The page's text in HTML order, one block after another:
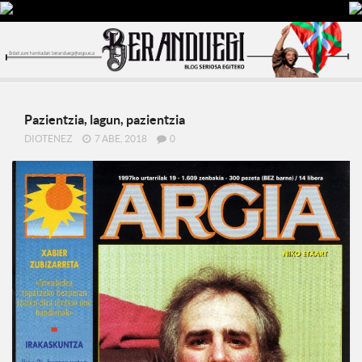
Pazientzia, lagun, pazientzia
DIOTENEZ 7 ABE, 2018 0